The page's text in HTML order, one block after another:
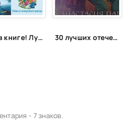
Дело в книге! Лучшие детективы для детей и подростков 30 лучших отечественных фэнтези циклов
- 7 знаков.